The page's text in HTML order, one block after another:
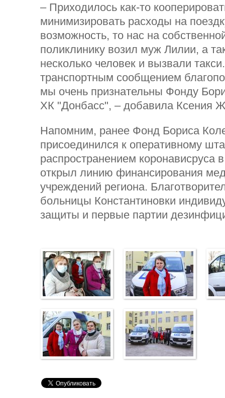
– Приходилось как-то
минимизировать расходы на
возможность, то нас на
поликлинику возил муж Лилии, а
несколько человек и вызвали
транспортным сообщением
мы очень признательны Фонду
ХК "Донбасс", – добавила Ксения
Напомним, ранее Фонд Бориса
присоединился к оперативному
распространением коронависруса
открыл линию финансирования
учреждений региона.
больницы Константиновки
защиты и первые партии